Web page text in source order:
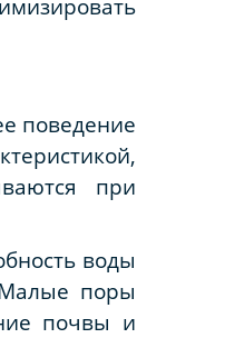
поведение
при
воды
Малые поры
почвы и